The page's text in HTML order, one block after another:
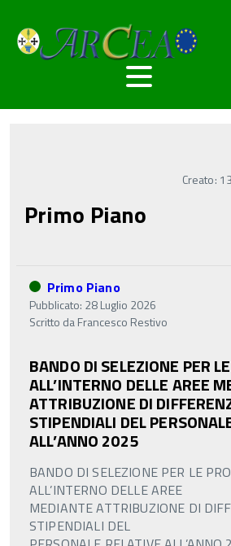
Creato:
Primo Piano
Primo Piano
Pubblicato: 28 Luglio 2026
Scritto daFrancesco Restivo
BANDO DI SELEZIONE PER
ALL’INTERNO DELLE AREE
ATTRIBUZIONE DI
STIPENDIALI DEL
ALL’ANNO 2025
BANDO DI SELEZIONE PER LE
ALL’INTERNO DELLE AREE
MEDIANTE ATTRIBUZIONE DI
STIPENDIALI DEL